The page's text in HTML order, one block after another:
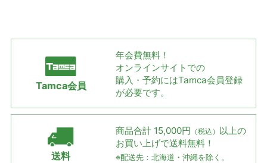
Tamca会員
年会費無料！
オンラインサイトでの
購入・予約にはTamca会員登録
が必要です。
送料
商品合計 15,000円 （税込） 以上の
お買い上げで送料無料！
※配送先：北海道・沖縄を除く。